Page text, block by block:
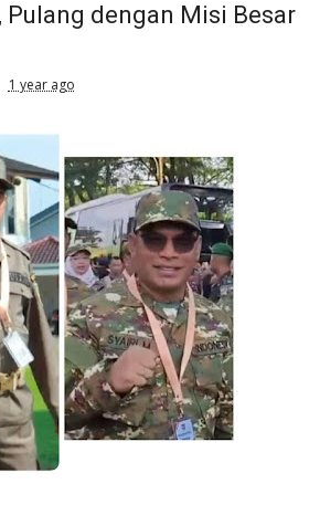
Pulang dengan Misi Besar
1 year ago